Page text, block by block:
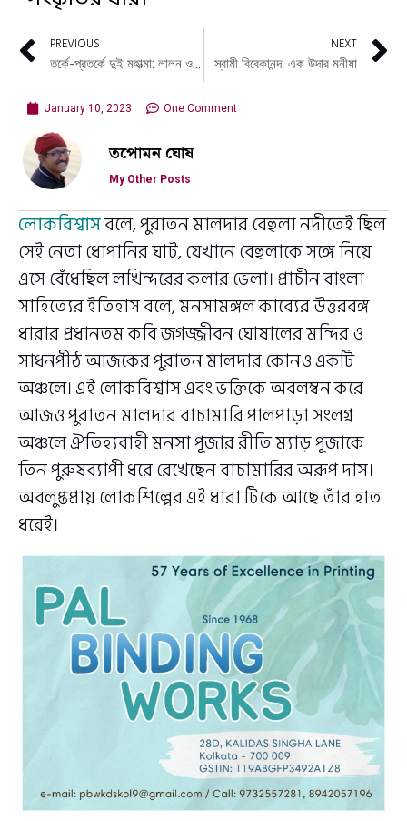
PREVIOUS
তর্কে-প্রতর্কে দুই মহাত্মা: লালন ও গান্ধীজি
NEXT
স্বামী বিবেকানন্দ: এক উদার মনীষা
January 10, 2023 One Comment
তপোমন ঘোষ
My Other Posts
লোকবিশ্বাসবলে, পুরাতন মালদার বেহুলা নদীতেই ছিল
সেই নেতা ধোপানির ঘাট, যেখানে বেহুলাকে সঙ্গে নিয়ে
এসে বেঁধেছিল লখিন্দরের কলার ভেলা। প্রাচীন বাংলা
সাহিত্যের ইতিহাস বলে, মনসামঙ্গল কাব্যের উত্তরবঙ্গ
ধারার প্রধানতম কবি জগজ্জীবন ঘোষালের মন্দির ও
সাধনপীঠ আজকের পুরাতন মালদার কোনও একটি
অঞ্চলে। এই লোকবিশ্বাস এবং ভক্তিকে অবলম্বন করে
আজও পুরাতন মালদার বাচামারি পালপাড়া সংলগ্ন
অঞ্চলে ঐতিহ্যবাহী মনসা পূজার রীতি ম্যাড় পূজাকে
তিন পুরুষব্যাপী ধরে রেখেছেন বাচামারির অরূপ দাস।
অবলুপ্তপ্রায় লোকশিল্পের এই ধারা টিকে আছে তাঁর হাত
ধরেই।